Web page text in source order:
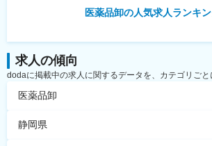
医薬品卸の人気求人ランキ
求人の傾向
dodaに掲載中の求人に関するデータを、カテゴリごと
医薬品卸
静岡県